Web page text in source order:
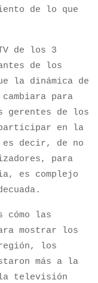
de lo que
de los 3
de los
la dinámica de
para
gerentes de los
participar en la
decir, de no
para
es complejo
cómo las
mostrar los
los
más a la
televisión